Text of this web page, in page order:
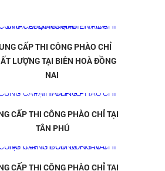
CẤP THI CÔNG PHÀO CHỈ
LƯỢNG TẠI BIÊN HOÀ ĐỒNG
NAI
CẤP THI CÔNG PHÀO CHỈ TẠI
TÂN PHÚ
CẤP THI CÔNG PHÀO CHỈ TẠI